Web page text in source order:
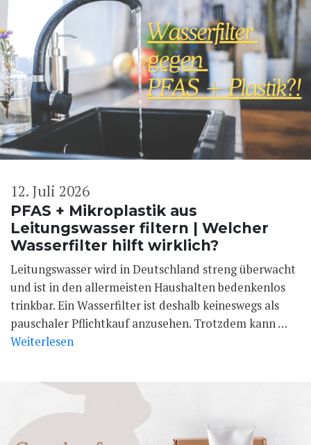
PFAS + Mikroplastik aus
Leitungswasser filtern | Welcher
Wasserfilter hilft wirklich?
12. Juli 2026
Leitungswasser wird in Deutschland streng überwacht
und ist in den allermeisten Haushalten bedenkenlos
trinkbar. Ein Wasserfilter ist deshalb keineswegs als
pauschaler Pflichtkauf anzusehen. Trotzdem kann …
Weiterlesen